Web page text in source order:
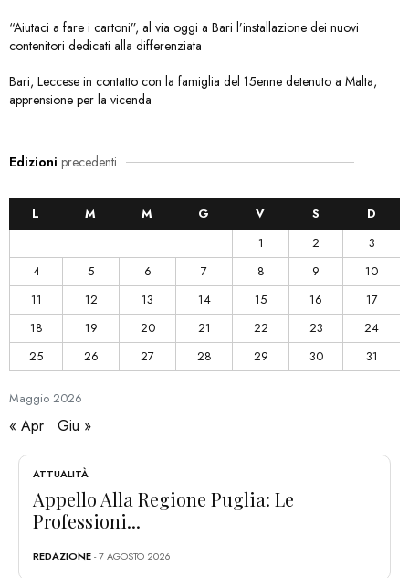
“Aiutaci a fare i cartoni”, al via oggi a Bari l’installazione dei nuovi
contenitori dedicati alla differenziata
Bari, Leccese in contatto con la famiglia del 15enne detenuto a Malta,
apprensione per la vicenda
Edizioni precedenti
Maggio 2026
L M M G V S
D
1
2
3
4
5 6 7 8 9
10
11
12 13 14 15 16
17
18
19 20 21 22 23
24
25
26 27 28 29 30 31
« Apr Giu »
ATTUALITÀ
Appello Alla Regione Puglia: Le
Professioni...
REDAZIONE- 7 AGOSTO 2026